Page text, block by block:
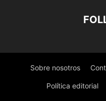
Sobre nosotros
Política editorial